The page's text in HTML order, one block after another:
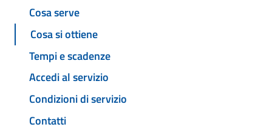
Cosa serve
Cosa si ottiene
Tempi e scadenze
Accedi al servizio
Condizioni di servizio
Contatti